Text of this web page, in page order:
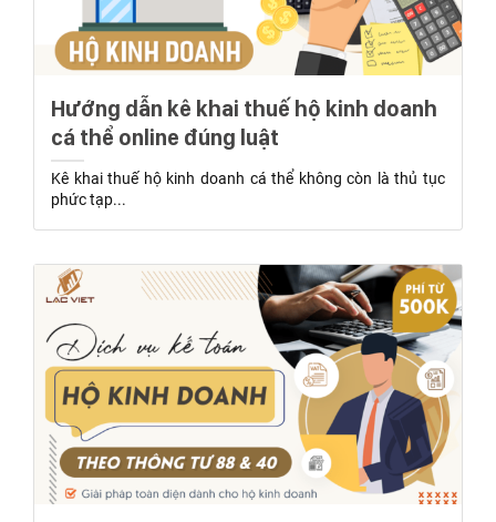
Hướng dẫn kê khai thuế hộ kinh doanh
cá thể online đúng luật
Kê khai thuế hộ kinh doanh cá thể không còn là thủ tục
phức tạp...